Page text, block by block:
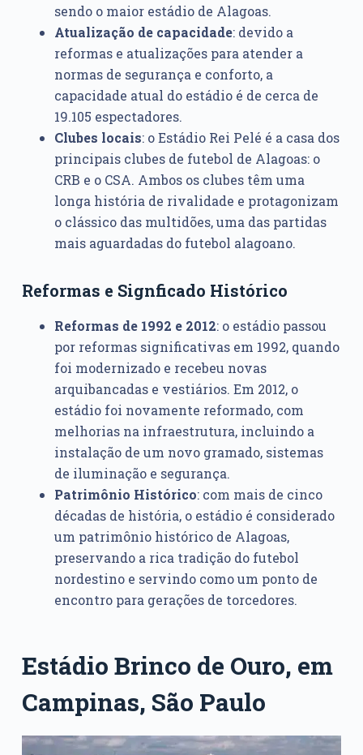
sendo o maior estádio de Alagoas.
Atualização de capacidade: devido a
reformas e atualizações para atender a
normas de segurança e conforto, a
capacidade atual do estádio é de cerca de
19.105 espectadores.
Clubes locais: o Estádio Rei Pelé é a casa dos
principais clubes de futebol de Alagoas: o
CRB e o CSA. Ambos os clubes têm uma
longa história de rivalidade e protagonizam
o clássico das multidões, uma das partidas
mais aguardadas do futebol alagoano.
Reformas e Signficado Histórico
Reformas de 1992 e 2012: o estádio passou
por reformas significativas em 1992, quando
foi modernizado e recebeu novas
arquibancadas e vestiários. Em 2012, o
estádio foi novamente reformado, com
melhorias na infraestrutura, incluindo a
instalação de um novo gramado, sistemas
de iluminação e segurança.
Patrimônio Histórico: com mais de cinco
décadas de história, o estádio é considerado
um patrimônio histórico de Alagoas,
preservando a rica tradição do futebol
nordestino e servindo como um ponto de
encontro para gerações de torcedores.
Estádio Brinco de Ouro, em
Campinas, São Paulo